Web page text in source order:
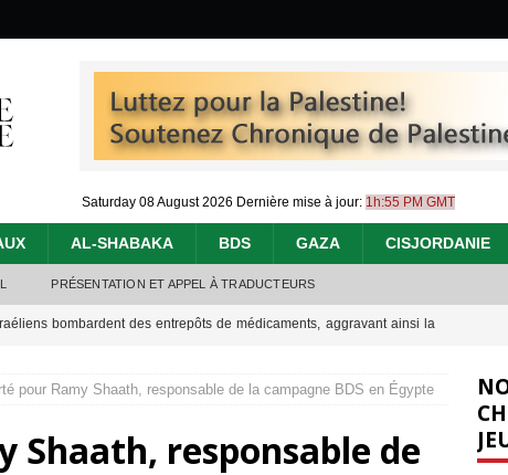
Saturday 08 August 2026 Dernière mise à jour: 1h:55 PM GMT
AL-SHABAKA BDS GAZA CISJORDANIE
PRÉSENTATION ET APPEL À TRADUCTEURS
bombardent des entrepôts de médicaments, aggravant ainsi la
: le « processus de paix » à Gaza et la propagande occidentale[
pour Ramy Shaath, responsable de la campagne BDS en Égypte
Shaath, responsable de